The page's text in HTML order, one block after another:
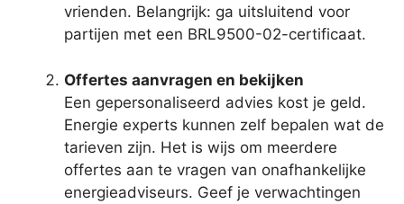
vrienden. Belangrijk: ga uitsluitend voor
partijen met een BRL9500-02-certificaat.
Offertes aanvragen en bekijken
Een gepersonaliseerd advies kost je geld.
Energie experts kunnen zelf bepalen wat de
tarieven zijn. Het is wijs om meerdere
offertes aan te vragen van onafhankelijke
energieadviseurs. Geef je verwachtingen